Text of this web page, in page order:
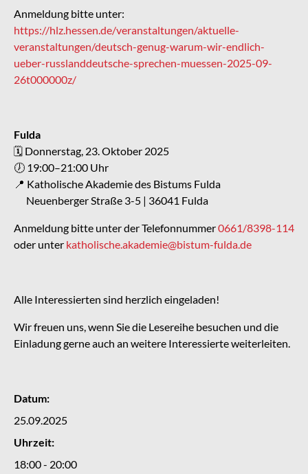
Anmeldung bitte unter:
https://hlz.hessen.de/veranstaltungen/aktuelle-
veranstaltungen/deutsch-genug-warum-wir-endlich-
ueber-russlanddeutsche-sprechen-muessen-2025-09-
26t000000z/
Fulda
🗓 Donnerstag, 23. Oktober 2025
🕖 19:00–21:00 Uhr
📍 Katholische Akademie des Bistums Fulda
Neuenberger Straße 3-5 | 36041 Fulda
Anmeldung bitte unter der Telefonnummer0661/8398-114
oder unter katholische.akademie@bistum-fulda.de
Alle Interessierten sind herzlich eingeladen!
Wir freuen uns, wenn Sie die Lesereihe besuchen und die
Einladung gerne auch an weitere Interessierte weiterleiten.
Datum:
25.09.2025
Uhrzeit:
18:00 - 20:00